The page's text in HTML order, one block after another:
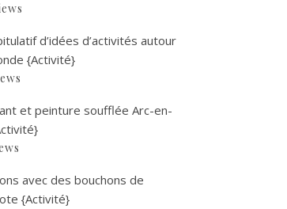
d’idées d’activités autour
{Activité}
et peinture soufflée Arc-en-
avec des bouchons de
{Activité}